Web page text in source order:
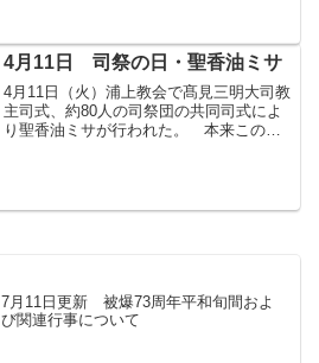
けた「過程」の始まりを告げるミサ。10
月10日（日...
4月11日 司祭の日・聖香油ミサ
4月11日（火）浦上教会で髙見三明大司教
主司式、約80人の司祭団の共同司式によ
り聖香油ミサが行われた。 本来このミ
7月11日更新 被爆73周年平和旬間およ
び関連行事について